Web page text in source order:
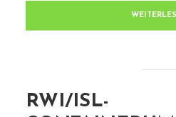
RWI/ISL-